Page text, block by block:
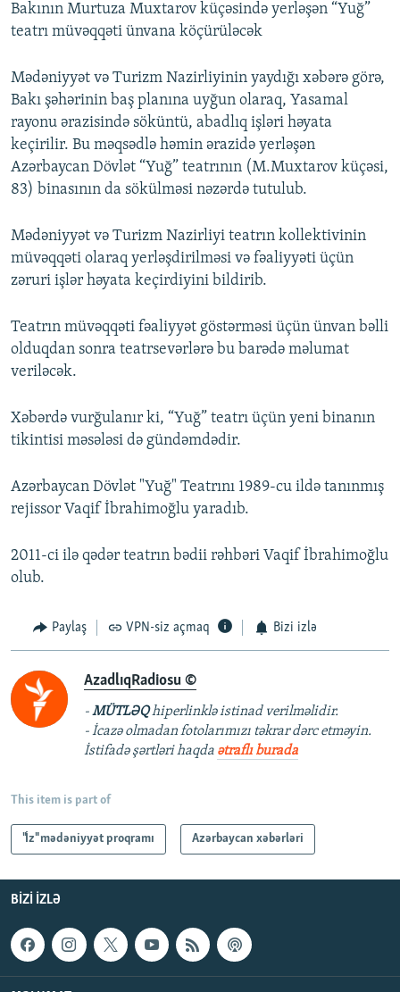
Bakının Murtuza Muxtarov küçəsində yerləşən “Yuğ”
teatrı müvəqqəti ünvana köçürüləcək
Mədəniyyət və Turizm Nazirliyinin yaydığı xəbərə görə,
Bakı şəhərinin baş planına uyğun olaraq, Yasamal
rayonu ərazisində söküntü, abadlıq işləri həyata
keçirilir. Bu məqsədlə həmin ərazidə yerləşən
Azərbaycan Dövlət “Yuğ” teatrının (M.Muxtarov küçəsi,
83) binasının da sökülməsi nəzərdə tutulub.
Mədəniyyət və Turizm Nazirliyi teatrın kollektivinin
müvəqqəti olaraq yerləşdirilməsi və fəaliyyəti üçün
zəruri işlər həyata keçirdiyini bildirib.
Teatrın müvəqqəti fəaliyyət göstərməsi üçün ünvan bəlli
olduqdan sonra teatrsevərlərə bu barədə məlumat
veriləcək.
Xəbərdə vurğulanır ki, “Yuğ” teatrı üçün yeni binanın
tikintisi məsələsi də gündəmdədir.
Azərbaycan Dövlət "Yuğ" Teatrını 1989-cu ildə tanınmış
rejissor Vaqif İbrahimoğlu yaradıb.
2011-ci ilə qədər teatrın bədii rəhbəri Vaqif İbrahimoğlu
olub.
Paylaş VPN-siz açmaq Bizi izlə
AzadlıqRadiosu ©
-MÜTLƏQhiperlinklə istinad verilməlidir.
- İcazə olmadan fotolarımızı təkrar dərc etməyin.
İstifadə şərtləri haqda ətraflı burada
This item is part of
"İz" mədəniyyət proqramı Azərbaycan xəbərləri
BIZI IZLƏ